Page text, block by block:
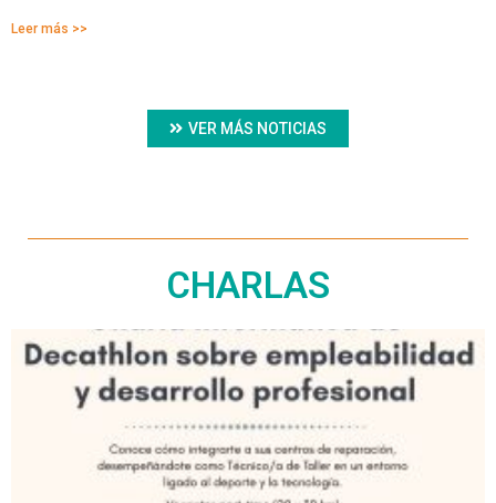
Leer más >>
VER MÁS NOTICIAS
CHARLAS